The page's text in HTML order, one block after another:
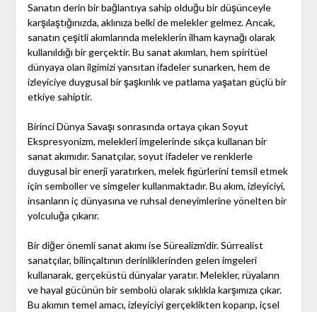
Sanatın derin bir bağlantıya sahip olduğu bir düşünceyle
karşılaştığınızda, aklınıza belki de melekler gelmez. Ancak,
sanatın çeşitli akımlarında meleklerin ilham kaynağı olarak
kullanıldığı bir gerçektir. Bu sanat akımları, hem spiritüel
dünyaya olan ilgimizi yansıtan ifadeler sunarken, hem de
izleyiciye duygusal bir şaşkınlık ve patlama yaşatan güçlü bir
etkiye sahiptir.
Birinci Dünya Savaşı sonrasında ortaya çıkan Soyut
Ekspresyonizm, melekleri imgelerinde sıkça kullanan bir
sanat akımıdır. Sanatçılar, soyut ifadeler ve renklerle
duygusal bir enerji yaratırken, melek figürlerini temsil etmek
için semboller ve simgeler kullanmaktadır. Bu akım, izleyiciyi,
insanların iç dünyasına ve ruhsal deneyimlerine yönelten bir
yolculuğa çıkarır.
Bir diğer önemli sanat akımı ise Sürealizm'dir. Sürrealist
sanatçılar, bilinçaltının derinliklerinden gelen imgeleri
kullanarak, gerçeküstü dünyalar yaratır. Melekler, rüyaların
ve hayal gücünün bir sembolü olarak sıklıkla karşımıza çıkar.
Bu akımın temel amacı, izleyiciyi gerçeklikten koparıp, içsel